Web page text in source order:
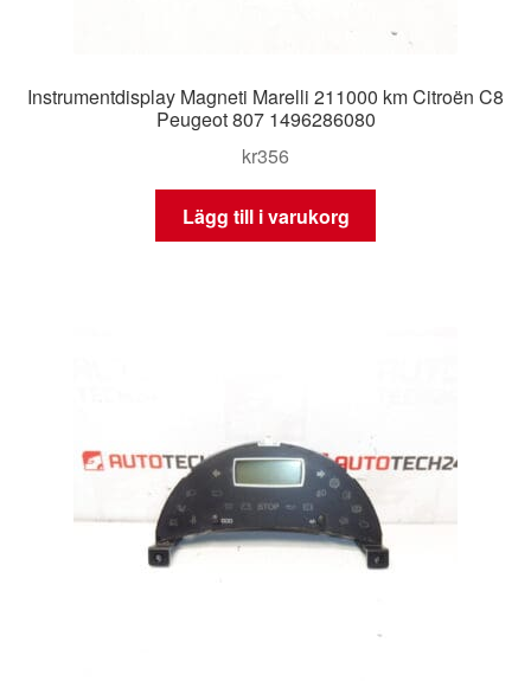
Instrumentdisplay Magneti Marelli 211000 km Citroën C8
Peugeot 807 1496286080
kr356
Lägg till i varukorg